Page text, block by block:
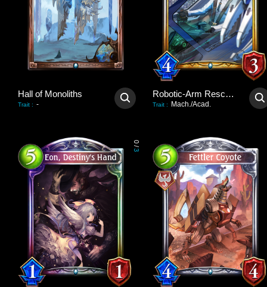
Hall of Monoliths
Trait : -
Robotic-Arm Rescuer
Trait : Mach./Acad.
0
/
3